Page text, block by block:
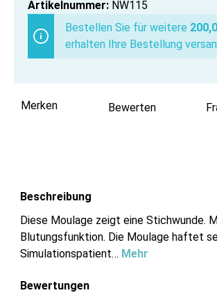
Artikelnummer: NW115
Bestellen Sie für weitere
erhalten Ihre Bestellung
Merken Bewerten
Beschreibung
Diese Moulage zeigt eine Stichwunde.
Blutungsfunktion. Die Moulage haftet
Simulationspatient… Mehr
Bewertungen